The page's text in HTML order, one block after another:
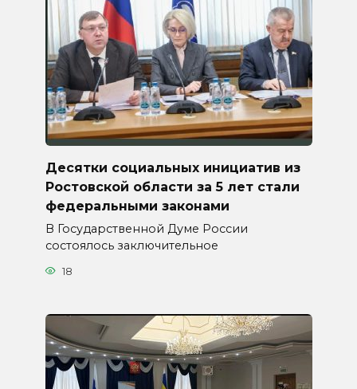
Десятки социальных инициатив из
Ростовской области за 5 лет стали
федеральными законами
В Государственной Думе России
состоялось заключительное
18